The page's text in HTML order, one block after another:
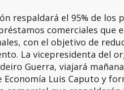
respaldará el 95% de los
comerciales que
con el objetivo de
La vicepresidenta del
Guerra, viajará
Luis Caputo y